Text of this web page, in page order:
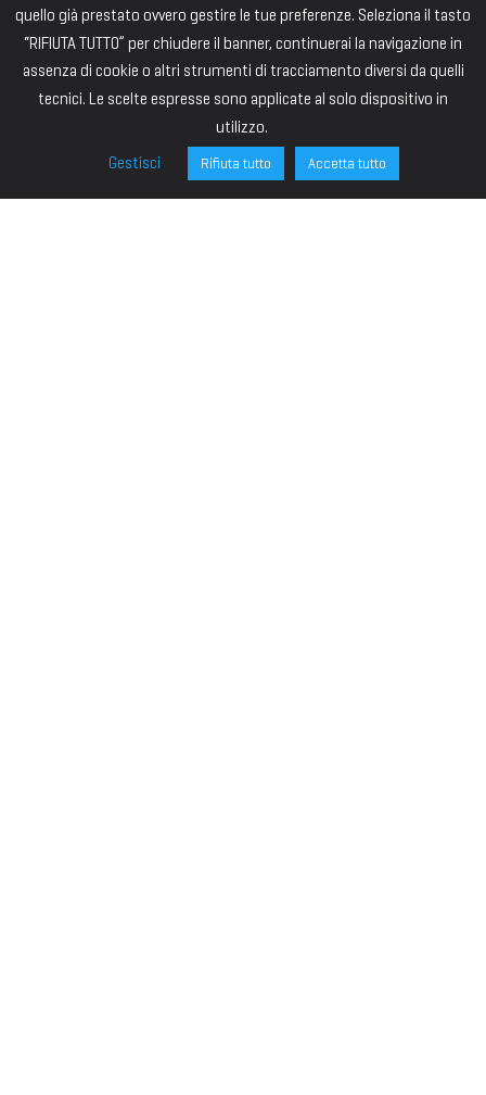
quello già prestato ovvero gestire le tue preferenze. Seleziona il tasto
“RIFIUTA TUTTO” per chiudere il banner, continuerai la navigazione in
assenza di cookie o altri strumenti di tracciamento diversi da quelli
tecnici. Le scelte espresse sono applicate al solo dispositivo in
utilizzo.
Gestisci
Rifiuta tutto Accetta tutto